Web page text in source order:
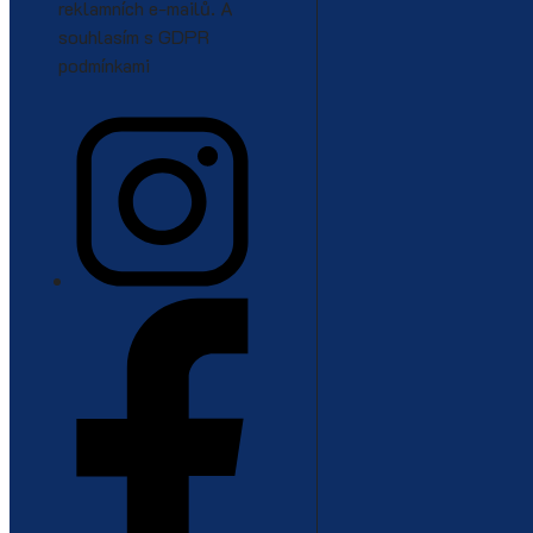
reklamních e-mailů. A
souhlasím s GDPR
podmínkami